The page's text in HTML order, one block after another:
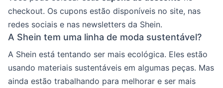
checkout. Os cupons estão disponíveis no site, nas
redes sociais e nas newsletters da Shein.
A Shein tem uma linha de moda sustentável?
A Shein está tentando ser mais ecológica. Eles estão
usando materiais sustentáveis em algumas peças. Mas
ainda estão trabalhando para melhorar e ser mais